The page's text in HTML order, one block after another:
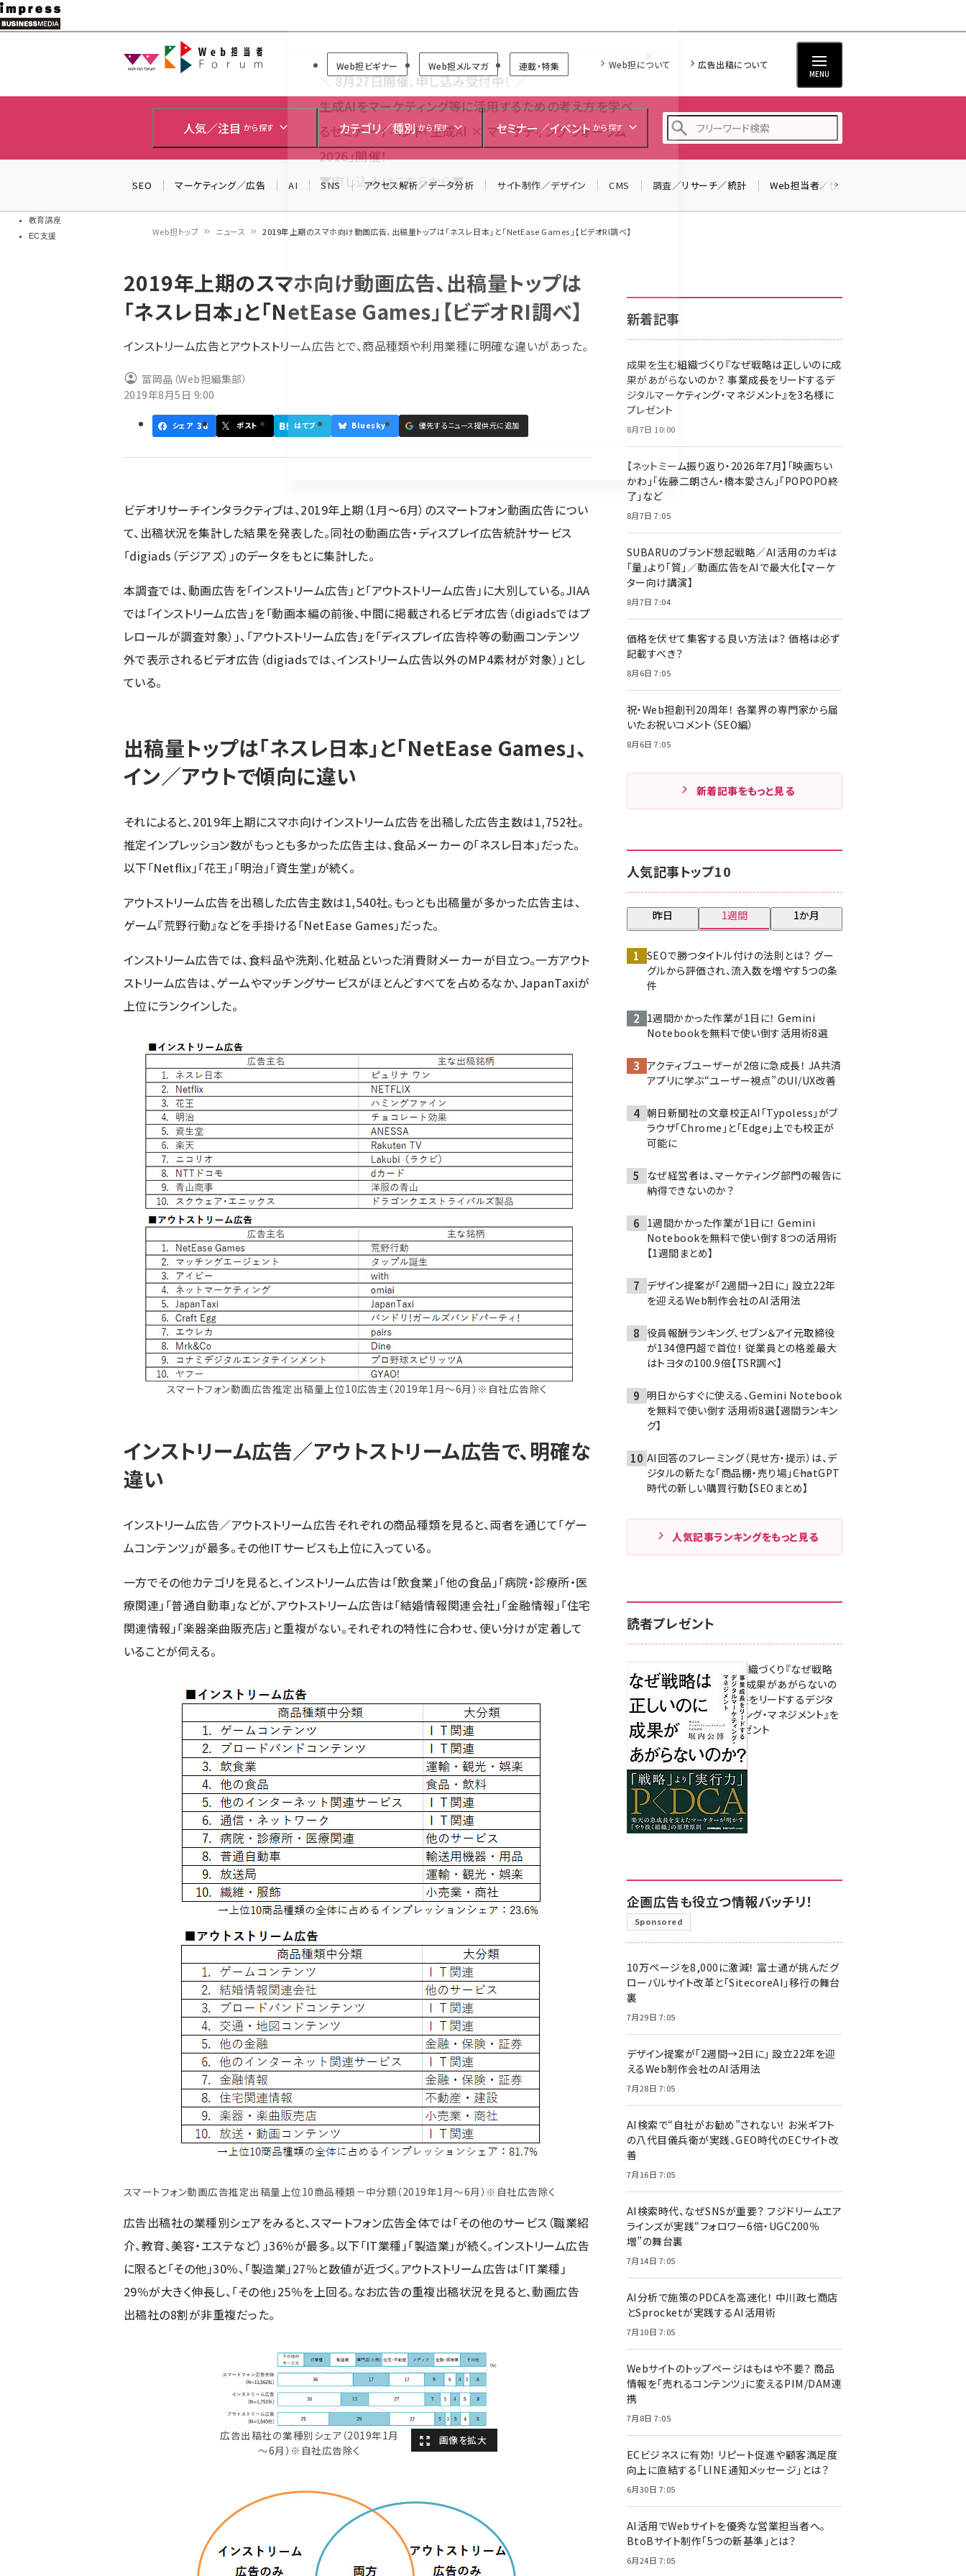
メ
イ
教育講座
EC支援
Web担当者Forum
Web担ビギナー Web担メルマガ 連載・特集 Web担について 広告出稿について
MENU
人気／注目 から探す カテゴリ／種別 から探す セミナー／イベント から探す
z世代 (1623)
meo (1277)
llmo (1166)
SEO マーケティング／広告 AI SNS アクセス解析／データ分析 サイト制作／デザイン CMS 調査／リサーチ／統計 Web担当者／仕事
ン
く
ず
Web担トップ ニュース 2019年上期のスマホ向け動画広告、出稿量トップは「ネスレ日本」と「NetEase Games」【ビデオRI調べ】
2019年上期のスマホ向け動画広告、出稿量トップは
「ネスレ日本」と「NetEase Games」【ビデオRI調べ】
インストリーム広告とアウトストリーム広告とで、商品種類や利用業種に明確な違いがあった。
冨岡晶（Web担編集部）
2019年8月5日 9:00
シェア 38 ポスト はてブ Bluesky 優先するニュース提供元に追加
ビデオリサーチインタラクティブは、2019年上期（1月～6月）のスマートフォン動画広告につい
て、出稿状況を集計した結果を発表した。同社の動画広告・ディスプレイ広告統計サービス
「digiads（デジアズ）」のデータをもとに集計した。
本調査では、動画広告を「インストリーム広告」と「アウトストリーム広告」に大別している。JIAA
では「インストリーム広告」を「動画本編の前後、中間に掲載されるビデオ広告（digiadsではプ
レロールが調査対象）」、「アウトストリーム広告」を「ディスプレイ広告枠等の動画コンテンツ
外で表示されるビデオ広告（digiadsでは、インストリーム広告以外のMP4素材が対象）」とし
ている。
出稿量トップは「ネスレ日本」と「NetEase Games」、
イン／アウトで傾向に違い
それによると、2019年上期にスマホ向けインストリーム広告を出稿した広告主数は1,752社。
推定インプレッション数がもっとも多かった広告主は、食品メーカーの「ネスレ日本」だった。
以下「Netflix」「花王」「明治」「資生堂」が続く。
アウトストリーム広告を出稿した広告主数は1,540社。もっとも出稿量が多かった広告主は、
ゲーム『荒野行動』などを手掛ける「NetEase Games」だった。
インストリーム広告では、食料品や洗剤、化粧品といった消費財メーカーが目立つ。一方アウト
ストリーム広告は、ゲームやマッチングサービスがほとんどすべてを占めるなか、JapanTaxiが
上位にランクインした。
スマートフォン動画広告推定出稿量上位10広告主（2019年1月～6月）※自社広告除く
インストリーム広告／アウトストリーム広告で、明確な
違い
インストリーム広告／アウトストリーム広告それぞれの商品種類を見ると、両者を通じて「ゲー
ムコンテンツ」が最多。その他ITサービスも上位に入っている。
一方でその他カテゴリを見ると、インストリーム広告は「飲食業」「他の食品」「病院・診療所・医
療関連」「普通自動車」などが、アウトストリーム広告は「結婚情報関連会社」「金融情報」「住宅
関連情報」「楽器楽曲販売店」と重複がない。それぞれの特性に合わせ、使い分けが定着して
いることが伺える。
スマートフォン動画広告推定出稿量上位10商品種類－中分類（2019年1月～6月）※自社広告除く
広告出稿社の業種別シェアをみると、スマートフォン広告全体では「その他のサービス（職業紹
介、教育、美容・エステなど）」36％が最多。以下「IT業種」「製造業」が続く。インストリーム広告
に限ると「その他」30％、「製造業」27％と数値が近づく。アウトストリーム広告は「IT業種」
29％が大きく伸長し、「その他」25％を上回る。なお広告の重複出稿状況を見ると、動画広告
出稿社の8割が非重複だった。
広告出稿社の業種別シェア（2019年1月
～6月）※自社広告除く
新着記事
成果を生む組織づくり『なぜ戦略は正しいのに成
果があがらないのか？ 事業成長をリードするデ
ジタルマーケティング・マネジメント』を3名様に
プレゼント
8月7日 10:00
【ネットミーム振り返り・2026年7月】「映画ちい
かわ」「佐藤二朗さん・橋本愛さん」「POPOPO終
了」など
8月7日 7:05
SUBARUのブランド想起戦略／AI活用のカギは
「量」より「質」／動画広告をAIで最大化【マーケ
ター向け講演】
8月7日 7:04
価格を伏せて集客する良い方法は？ 価格は必ず
記載すべき？
8月6日 7:05
祝・Web担創刊20周年！ 各業界の専門家から届
いたお祝いコメント（SEO編）
8月6日 7:05
新着記事をもっと見る
人気記事トップ10
昨日 1週間 1か月
SEOで勝つタイトル付けの法則とは？ グー
グルから評価され、流入数を増やす5つの条
件
1週間かかった作業が1日に！ Gemini
Notebookを無料で使い倒す活用術8選
アクティブユーザーが2倍に急成長！ JA共済
アプリに学ぶ“ユーザー視点”のUI/UX改善
朝日新聞社の文章校正AI「Typoless」がブ
ラウザ「Chrome」と「Edge」上でも校正が
可能に
なぜ経営者は、マーケティング部門の報告に
納得できないのか？
1週間かかった作業が1日に！ Gemini
Notebookを無料で使い倒す8つの活用術
【1週間まとめ】
デザイン提案が「2週間→2日に」 設立22年
を迎えるWeb制作会社のAI活用法
役員報酬ランキング、セブン＆アイ元取締役
が134億円超で首位！ 従業員との格差最大
はトヨタの100.9倍【TSR調べ】
明日からすぐに使える、Gemini Notebook
を無料で使い倒す活用術8選【週間ランキン
グ】
AI回答のフレーミング（見せ方・提示）は、デ
ジタルの新たな「商品棚・売り場」――ChatGPT
時代の新しい購買行動【SEOまとめ】
人気記事ランキングをもっと見る
読者プレゼント
成果を生む組織づくり『なぜ戦略
は正しいのに成果があがらないの
か？ 事業成長をリードするデジタ
ルマーケティング・マネジメント』を
3名様にプレゼント
8月7日 10:00
企画広告も役立つ情報バッチリ！
Sponsored
10万ページを8,000に激減！ 富士通が挑んだグ
ローバルサイト改革と「SitecoreAI」移行の舞台
裏
7月29日 7:05
デザイン提案が「2週間→2日に」 設立22年を迎
えるWeb制作会社のAI活用法
7月28日 7:05
AI検索で“自社がお勧め”されない！ お米ギフト
の八代目儀兵衛が実践、GEO時代のECサイト改
善
7月16日 7:05
AI検索時代、なぜSNSが重要？ フジドリームエア
ラインズが実践“フォロワー6倍・UGC200％
増”の舞台裏
7月14日 7:05
AI分析で施策のPDCAを高速化！ 中川政七商店
とSprocketが実践するAI活用術
7月10日 7:05
Webサイトのトップページはもはや不要？ 商品
情報を「売れるコンテンツ」に変えるPIM/DAM連
携
7月8日 7:05
ECビジネスに有効！ リピート促進や顧客満足度
向上に直結する「LINE通知メッセージ」とは？
6月30日 7:05
AI活用でWebサイトを優秀な営業担当者へ。
BtoBサイト制作「5つの新基準」とは？
6月24日 7:05
＼ 8月27日開催、申し込み受付中！ ／
生成AIをマーケティング等に活用するための考え方を学べ
るセミナーイベント「生成AI × マーケティング フォーラム
2026」開催！
▼申し込みはこちらから▼